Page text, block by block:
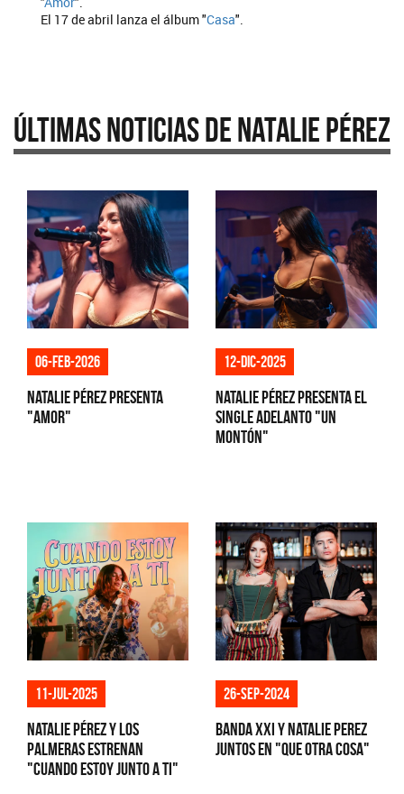
El 17 de abril lanza el álbum "Casa".
Últimas Noticias de Natalie Pérez
06-feb-2026
Natalie Pérez presenta
"Amor"
12-dic-2025
Natalie Pérez presenta el
single adelanto "Un
montón"
11-jul-2025
Natalie Pérez y Los
Palmeras estrenan
"Cuando estoy junto a ti"
26-sep-2024
Banda XXI y Natalie Perez
juntos en "Que Otra Cosa"